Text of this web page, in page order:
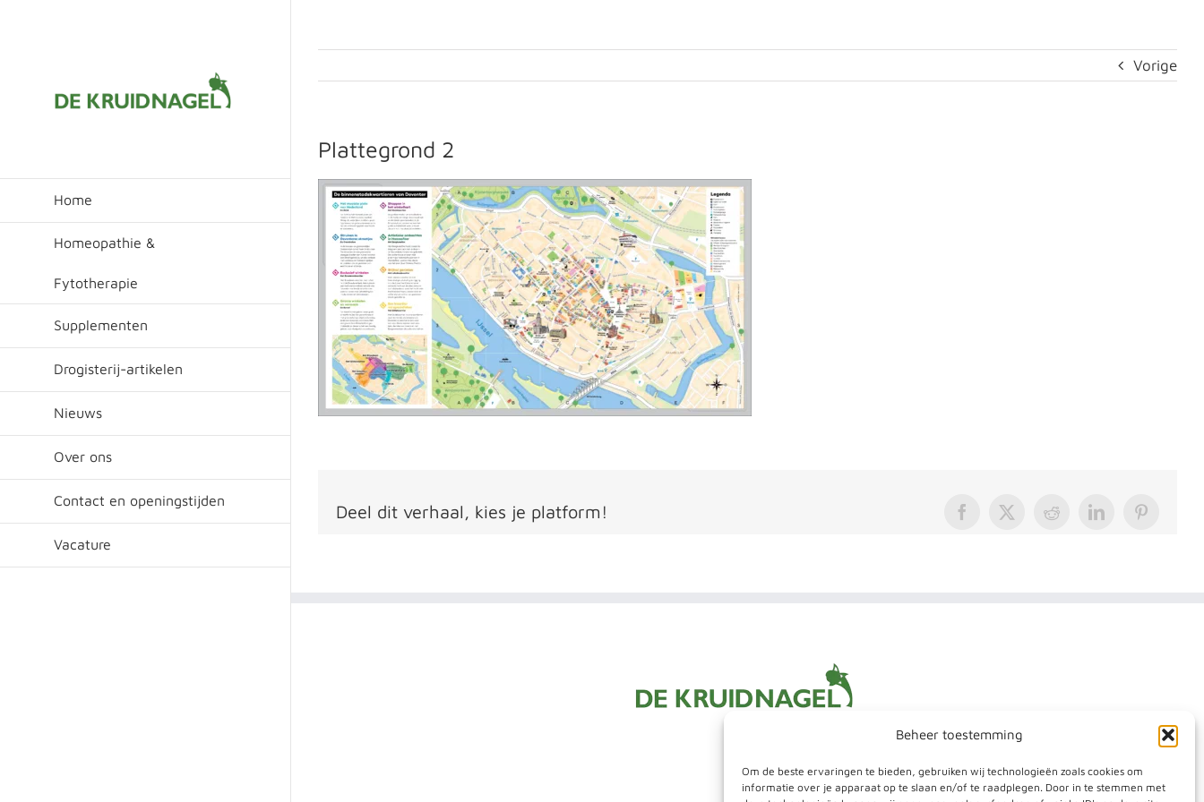
Beheer toestemming
Om de beste ervaringen te bieden, gebruiken wij technologieën zoals cookies om
informatie over je apparaat op te slaan en/of te raadplegen. Door in te stemmen met
Home
Homeopathie &
Fytotherapie
Supplementen
Drogisterij-artikelen
Nieuws
Over ons
Contact en openingstijden
Vacature
Vorige
Plattegrond 2
Deel dit verhaal, kies je platform! Facebook
X RedditLinkedInPinterest